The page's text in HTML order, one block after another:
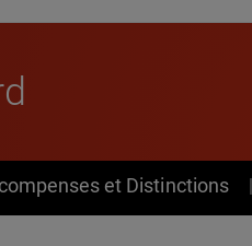
et Distinctions